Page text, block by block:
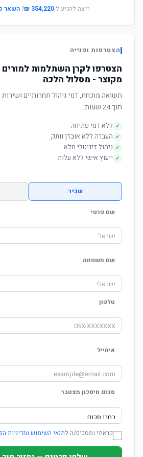
רוצה להגיע ל-354,220 ₪
?השאר
הצטרפות ופנייה
הצטרפו לקרן השתלמות למורים
מקוצר - מסלול הלכה
תשואה מוכחת, דמי ניהול תחרותיים ושירות
תוך 24 שעות.
✓ ללא דמי פתיחה
✓ העברה ללא אובדן וותק
✓ ניהול דיגיטלי מלא
✓ ייעוץ אישי ללא עלות
שכיר
שם פרטי
שם משפחה
טלפון
אימייל
סכום חיסכון מצטבר
קראתי ומסכים/ה לתנאי השימוש ומדיניות